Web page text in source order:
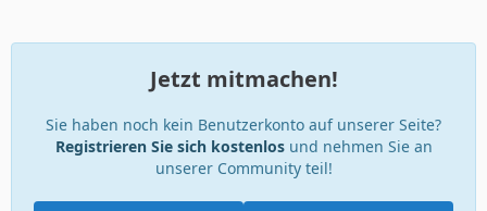
Jetzt mitmachen!
Sie haben noch kein Benutzerkonto auf unserer Seite?
Registrieren Sie sich kostenlosund nehmen Sie an
unserer Community teil!